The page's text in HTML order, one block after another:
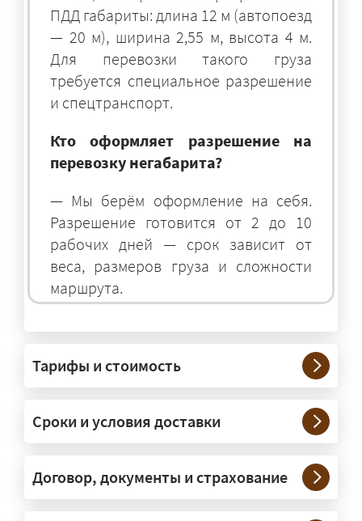
ПДД габариты: длина 12 м (автопоезд
— 20 м), ширина 2,55 м, высота 4 м.
Для перевозки такого груза
требуется специальное разрешение
и спецтранспорт.
Кто оформляет разрешение на
перевозку негабарита?
— Мы берём оформление на себя.
Разрешение готовится от 2 до 10
рабочих дней — срок зависит от
веса, размеров груза и сложности
маршрута.
— На тралах и низкорамниках —
платформах, рассчитанных на
крупногабаритную технику и
конструкции. Транспорт подбираем
под конкретные размеры и вес груза.
Тарифы и стоимость
Сроки и условия доставки
Договор, документы и страхование